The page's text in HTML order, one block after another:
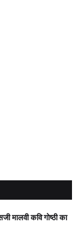
मालवी कवि गोष्ठी का